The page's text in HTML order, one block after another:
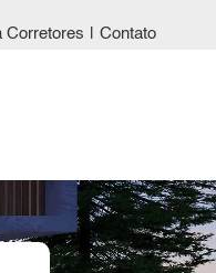
Corretores Contato